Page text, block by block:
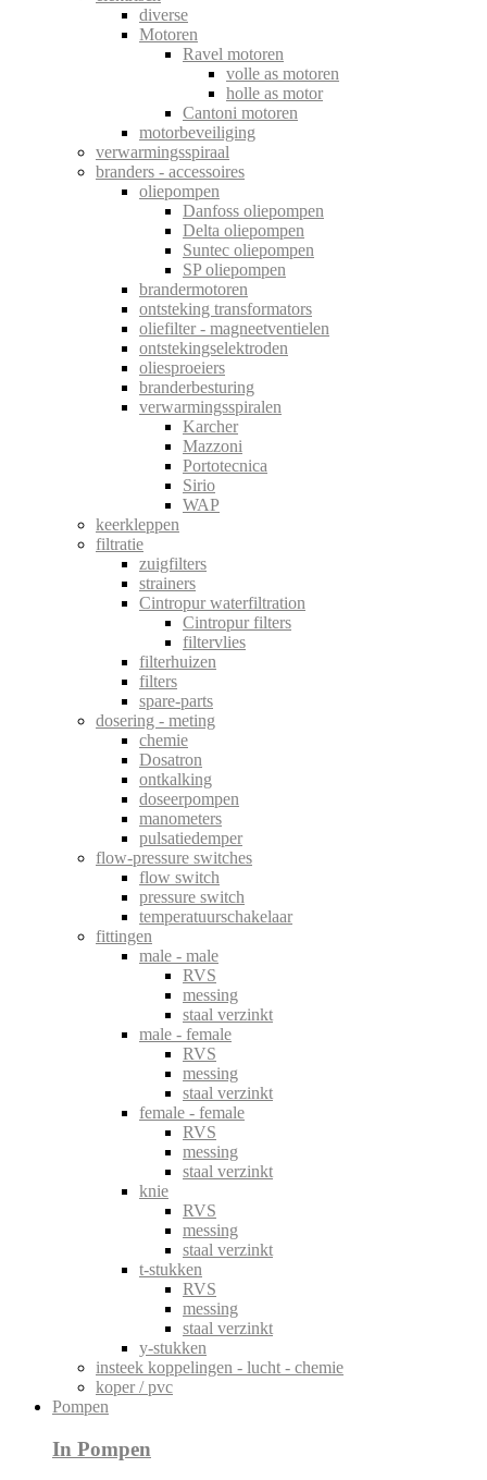
diverse
Motoren
Ravel motoren
volle as motoren
holle as motor
Cantoni motoren
motorbeveiliging
verwarmingsspiraal
branders - accessoires
oliepompen
Danfoss oliepompen
Delta oliepompen
Suntec oliepompen
SP oliepompen
brandermotoren
ontsteking transformators
oliefilter - magneetventielen
ontstekingselektroden
oliesproeiers
branderbesturing
verwarmingsspiralen
Karcher
Mazzoni
Portotecnica
Sirio
WAP
keerkleppen
filtratie
zuigfilters
strainers
Cintropur waterfiltration
Cintropur filters
filtervlies
filterhuizen
filters
spare-parts
dosering - meting
chemie
Dosatron
ontkalking
doseerpompen
manometers
pulsatiedemper
flow-pressure switches
flow switch
pressure switch
temperatuurschakelaar
fittingen
male - male
RVS
messing
staal verzinkt
male - female
RVS
messing
staal verzinkt
female - female
RVS
messing
staal verzinkt
knie
RVS
messing
staal verzinkt
t-stukken
RVS
messing
staal verzinkt
y-stukken
insteek koppelingen - lucht - chemie
koper / pvc
Pompen
In Pompen